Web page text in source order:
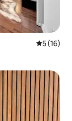
औसत रेटिंग
5 (16)